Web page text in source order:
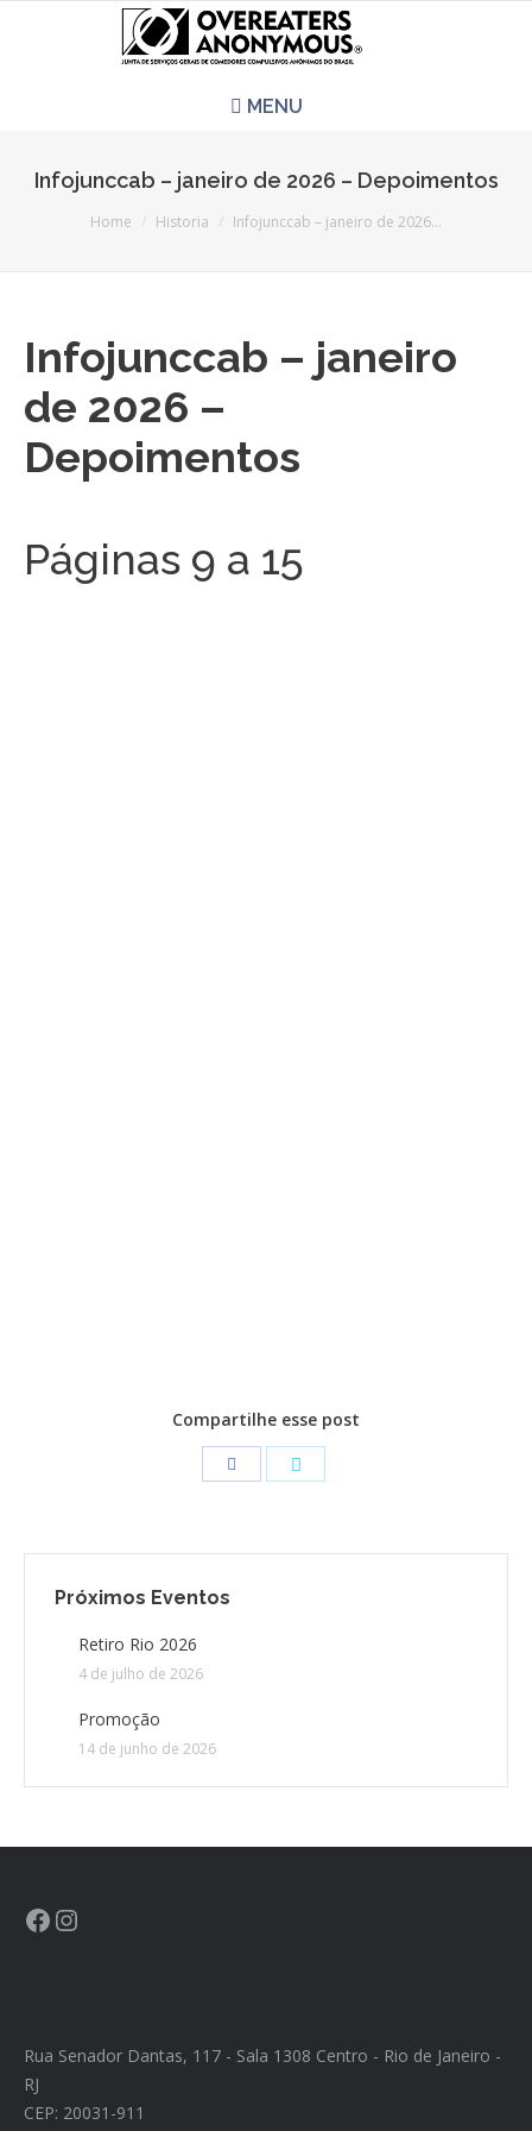
MENU
REUNIÕES
CCA É PRA VOCÊ?
LITERATURA
EVENTOS
Infojunccab – janeiro de 2026 – Depoimentos
You are here:
Home Historia Infojunccab – janeiro de 2026…
Infojunccab – janeiro
de 2026 –
Depoimentos
Páginas 9 a 15
Compartilhe esse post
Próximos Eventos
Retiro Rio 2026
4 de julho de 2026
Promoção
14 de junho de 2026
Rua Senador Dantas, 117 - Sala 1308 Centro - Rio de Janeiro -
RJ
CEP: 20031-911